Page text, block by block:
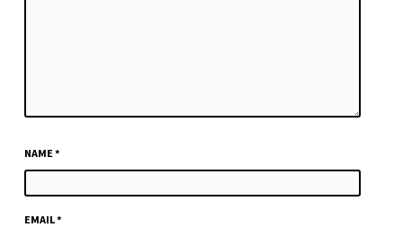
NAME *
EMAIL*